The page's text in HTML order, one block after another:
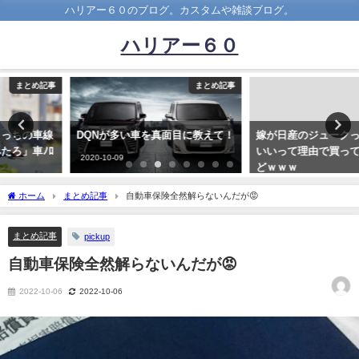
ハリアー６０のブログ。カスタムや雑談ブログ。
ハリアー６０
DQNが多い車を真面目に教えて！
2020-10-09
嫁が日産のジュークって車をかわ
いいって理由で買ってきたんやけ
どｗｗｗ
ホーム まとめ記事 自動車保険全然解らないんだが😡
まとめ記事 pickup
自動車保険全然解らないんだが😡
2022-10-06 2022-10-06